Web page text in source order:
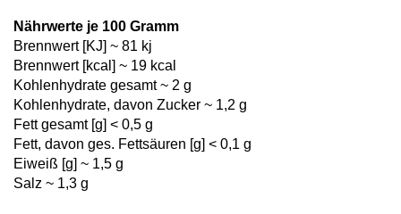
Nährwerte je 100 Gramm
Brennwert [KJ] ~ 81 kj
Brennwert [kcal] ~ 19 kcal
Kohlenhydrate gesamt ~ 2 g
Kohlenhydrate, davon Zucker ~ 1,2 g
Fett gesamt [g] < 0,5 g
Fett, davon ges. Fettsäuren [g] < 0,1 g
Eiweiß [g] ~ 1,5 g
Salz ~ 1,3 g